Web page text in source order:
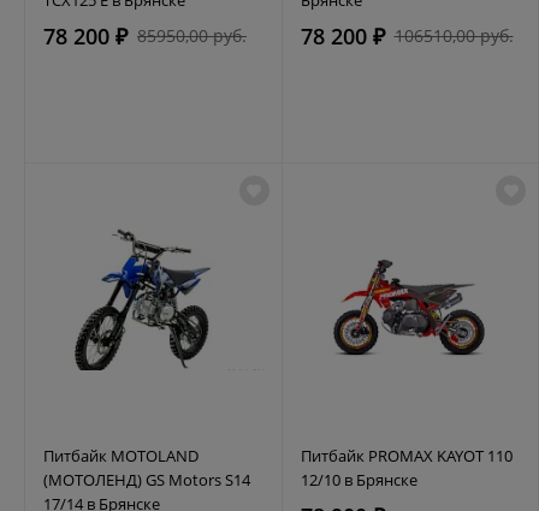
78 200 ₽ 85950,00 руб. 78 200 ₽ 106510,00 руб.
Питбайк MOTOLAND
(МОТОЛЕНД) GS Motors S14
17/14 в Брянске
Питбайк PROMAX KAYOT 110
12/10 в Брянске